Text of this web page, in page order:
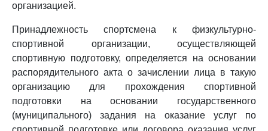
организацией.
Принадлежность спортсмена к физкультурно-
спортивной организации, осуществляющей
спортивную подготовку, определяется на основании
распорядительного акта о зачислении лица в такую
организацию для прохождения спортивной
подготовки на основании государственного
(муниципального) задания на оказание услуг по